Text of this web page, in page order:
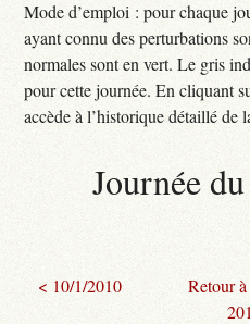
Mode d’emploi : pour chaque
ayant connu des perturbations
normales sont en vert. Le gris
pour cette journée. En cliquant
accède à l’historique détaillé de
Journée
< 10/1/2010
Retour